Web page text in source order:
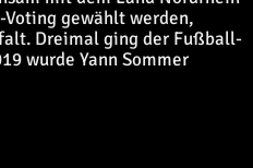
gewählt werden,
Dreimal ging der Fußball-
wurde Yann Sommer